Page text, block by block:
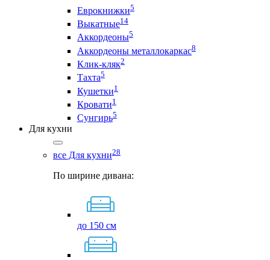
Еврокнижки5
Выкатные14
Аккордеоны5
Аккордеоны металлокаркас8
Клик-кляк2
Тахта5
Кушетки1
Кровати1
Сунгирь5
Для кухни
все Для кухни28
По ширине дивана:
до 150 см